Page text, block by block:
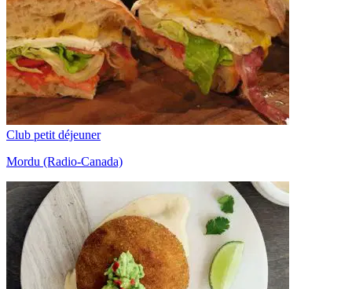
Club petit déjeuner
Mordu (Radio-Canada)